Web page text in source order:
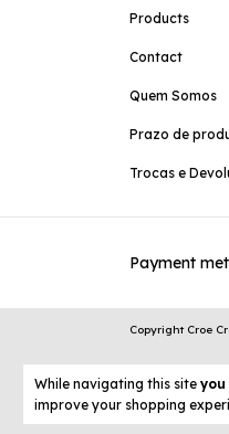
While navigating this site
improve your shopping
Products
Contact
Quem Somos
Prazo de
Trocas e
Payment
Copyright Croe